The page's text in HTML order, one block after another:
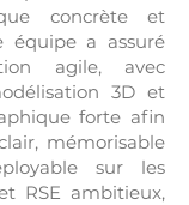
concrète et
équipe a assuré
agile, avec
3D et
forte afin
mémorisable
sur les
RSE ambitieux,